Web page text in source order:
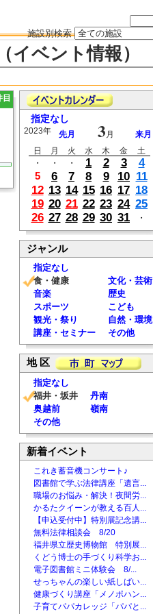
施設別検索
イベント情報）
指定なし
2023年 先月 3 月
来月
日
月 火 水 木 金
土
・
・ ・ 1 2 3 4
5 6 7 8 9 10 11
12 13 14 15 16 17 18
19 20 21 22 23 24 25
26 27 28 29 30 31 ・
ジャンル
指定なし
食・健康
文化・芸術
音楽
歴史
スポーツ
こども
観光・祭り
自然・環境
講座・セミナー
その他
地 区
指定なし
福井・坂井
丹南
奥越前
嶺南
その他
新着イベント
これき蓄音機コンサート♪
図書館で学ぶ法律講座「遺言...
職場のお悩み・解決！夜間労...
かるたクイーンが教える百人...
【申込受付中】特別展記念講...
無料法律相談会 8/20
福井県立歴史博物館 特別展...
くどう博士の手づくり科学お...
電子図書館ミニ体験会 8/...
せっちゃんの楽しい紙しばい...
健康づくり講座「メノポハン...
子育てパパカレッジ「パパと...